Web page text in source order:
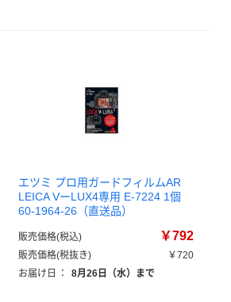
エツミ プロ用ガードフィルムAR
LEICA VーLUX4専用 E-7224 1個
60-1964-26（直送品）
販売価格(税込) ￥792
販売価格(税抜き)
￥720
お届け日
： 8月26日（水）まで